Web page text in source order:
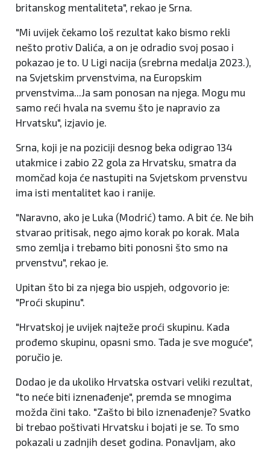
britanskog mentaliteta", rekao je Srna.
"Mi uvijek čekamo loš rezultat kako bismo rekli
nešto protiv Dalića, a on je odradio svoj posao i
pokazao je to. U Ligi nacija (srebrna medalja 2023.),
na Svjetskim prvenstvima, na Europskim
prvenstvima...Ja sam ponosan na njega. Mogu mu
samo reći hvala na svemu što je napravio za
Hrvatsku", izjavio je.
Srna, koji je na poziciji desnog beka odigrao 134
utakmice i zabio 22 gola za Hrvatsku, smatra da
momčad koja će nastupiti na Svjetskom prvenstvu
ima isti mentalitet kao i ranije.
"Naravno, ako je Luka (Modrić) tamo. A bit će. Ne bih
stvarao pritisak, nego ajmo korak po korak. Mala
smo zemlja i trebamo biti ponosni što smo na
prvenstvu", rekao je.
Upitan što bi za njega bio uspjeh, odgovorio je:
"Proći skupinu".
"Hrvatskoj je uvijek najteže proći skupinu. Kada
prođemo skupinu, opasni smo. Tada je sve moguće",
poručio je.
Dodao je da ukoliko Hrvatska ostvari veliki rezultat,
"to neće biti iznenađenje", premda se mnogima
možda čini tako. "Zašto bi bilo iznenađenje? Svatko
bi trebao poštivati Hrvatsku i bojati je se. To smo
pokazali u zadnjih deset godina. Ponavljam, ako